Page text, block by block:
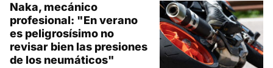
Naka, mecánico
profesional: "En verano
es peligrosísimo no
revisar bien las presiones
de los neumáticos"